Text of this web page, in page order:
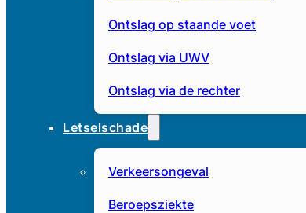
Ontslag op staande voet
Ontslag via UWV
Ontslag via de rechter
Letselschade
Verkeersongeval
Beroepsziekte